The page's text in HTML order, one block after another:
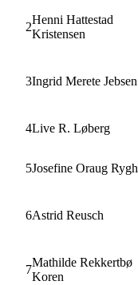
2
Henni Hattestad
Kristensen
3Ingrid Merete Jebsen
4Live R. Løberg
5Josefine Oraug Rygh
6Astrid Reusch
7
Mathilde Rekkertbø
Koren